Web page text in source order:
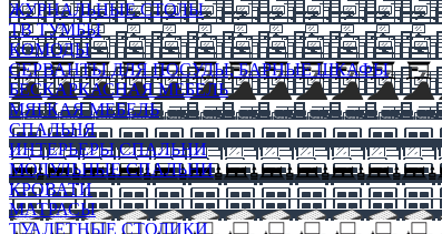
ЖУРНАЛЬНЫЕ СТОЛЫ
ТВ ТУМБЫ
КОМОДЫ
СЕРВАНТЫ ДЛЯ ПОСУДЫ, БАРНЫЕ ШКАФЫ
БЕСКАРКАСНАЯ МЕБЕЛЬ
МЯГКАЯ МЕБЕЛЬ
СПАЛЬНЯ
ИНТЕРЬЕРЫ СПАЛЬНИ
МОДУЛЬНЫЕ СПАЛЬНИ
КРОВАТИ
МАТРАСЫ
ТУАЛЕТНЫЕ СТОЛИКИ